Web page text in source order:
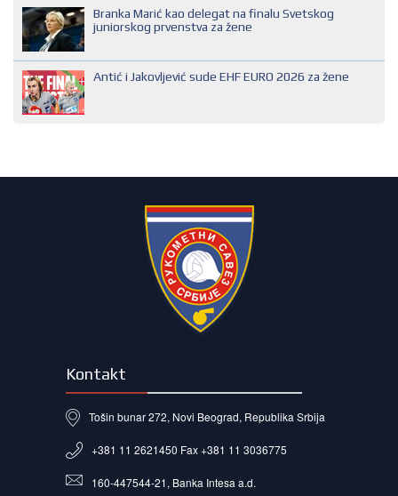
SUDIJA PRVE KATEGORIJE
Branka Marić kao delegat na finalu Svetskog
juniorskog prvenstva za žene
Antić i Jakovljević sude EHF EURO 2026 za žene
Kontakt
Tošin bunar 272, Novi Beograd, Republika Srbija
+381 11 2621450 Fax +381 11 3036775
160-447544-21, Banka Intesa a.d.